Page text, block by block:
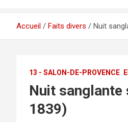
Accueil Faits divers Nuit
13 - SALON-DE-PROVENCE
Nuit
1839)